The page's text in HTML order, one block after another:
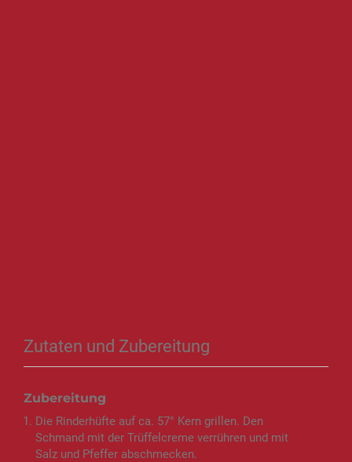
Zutaten und Zubereitung
Zubereitung
Die Rinderhüfte auf ca. 57° Kern grillen. Den
Schmand mit der Trüffelcreme verrühren und mit
Salz und Pfeffer abschmecken.